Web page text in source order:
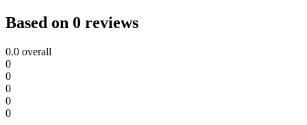
Based on 0 reviews
0.0 overall
0
0
0
0
0